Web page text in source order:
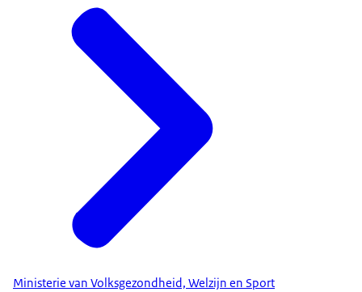
Ministerie van Volksgezondheid, Welzijn en Sport